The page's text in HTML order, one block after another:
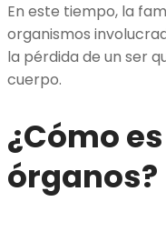
En este tiempo, la
organismos
la pérdida de un ser
cuerpo.
¿Cómo
órganos?